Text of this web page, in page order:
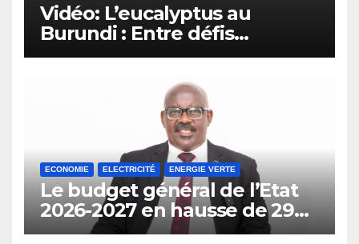
Vidéo: L’eucalyptus au
Burundi : Entre défis
environnementaux et
économiques.
ECONOMIE ELECTRICITÉ ENERGIE VERTE
Le budget général de l’Etat
2026-2027 en hausse de 29%
prévoit l’interdiction de